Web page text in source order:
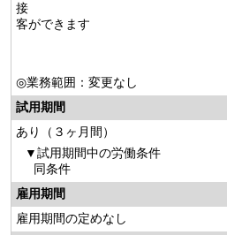
接
客ができます
◎業務範囲：変更なし
試用期間
あり（３ヶ月間）
試用期間中の労働条件
同条件
雇用期間
雇用期間の定めなし